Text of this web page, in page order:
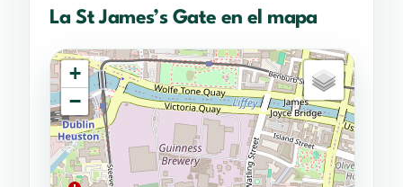
La St James’s Gate en el mapa
+
−